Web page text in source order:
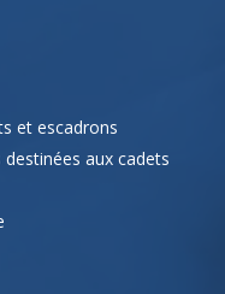
et escadrons
aux cadets